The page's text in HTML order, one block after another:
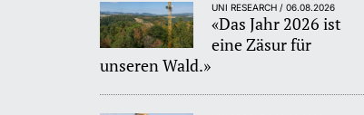
UNI RESEARCH / 06.08.2026
«Das Jahr 2026 ist
eine Zäsur für
unseren Wald.»